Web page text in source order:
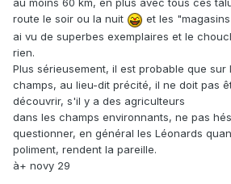
au moins 60 km, en plus avec tous ces
route le soir ou la nuit
et les
ai vu de superbes exemplaires et le
rien.
Plus sérieusement, il est probable que sur
champs, au lieu-dit précité, il ne doit pas
découvrir, s'il y a des agriculteurs
dans les champs environnants, ne pas
questionner, en général les Léonards
poliment, rendent la pareille.
à+ novy 29